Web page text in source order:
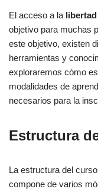
El acceso a la
objetivo para muchas
este objetivo, existen
herramientas y
exploraremos cómo
modalidades de
necesarios para la
Estructura
La estructura del
compone de varios